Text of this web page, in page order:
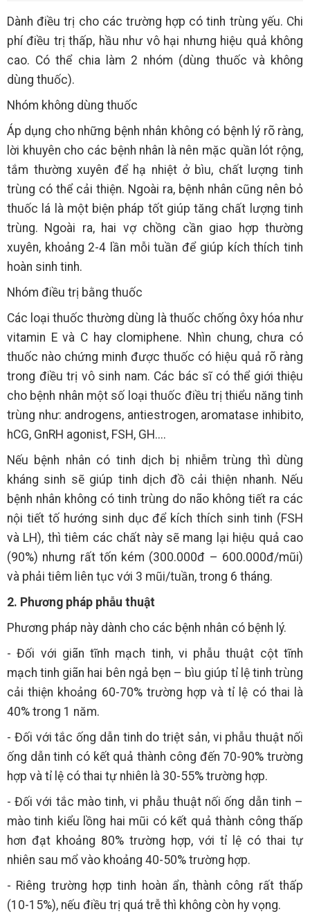
Dành điều trị cho các trường hợp có tinh trùng yếu. Chi
phí điều trị thấp, hầu như vô hại nhưng hiệu quả không
cao. Có thể chia làm 2 nhóm (dùng thuốc và không
dùng thuốc).
Nhóm không dùng thuốc
Áp dụng cho những bệnh nhân không có bệnh lý rõ ràng,
lời khuyên cho các bệnh nhân là nên mặc quần lót rộng,
tắm thường xuyên để hạ nhiệt ở bìu, chất lượng tinh
trùng có thể cải thiện. Ngoài ra, bệnh nhân cũng nên bỏ
thuốc lá là một biện pháp tốt giúp tăng chất lượng tinh
trùng. Ngoài ra, hai vợ chồng cần giao hợp thường
xuyên, khoảng 2-4 lần mỗi tuần để giúp kích thích tinh
hoàn sinh tinh.
Nhóm điều trị bằng thuốc
Các loại thuốc thường dùng là thuốc chống ôxy hóa như
vitamin E và C hay clomiphene. Nhìn chung, chưa có
thuốc nào chứng minh được thuốc có hiệu quả rõ ràng
trong điều trị vô sinh nam. Các bác sĩ có thể giới thiệu
cho bệnh nhân một số loại thuốc điều trị thiểu năng tinh
trùng như: androgens, antiestrogen, aromatase inhibito,
hCG, GnRH agonist, FSH, GH....
Nếu bệnh nhân có tinh dịch bị nhiễm trùng thì dùng
kháng sinh sẽ giúp tinh dịch đồ cải thiện nhanh. Nếu
bệnh nhân không có tinh trùng do não không tiết ra các
nội tiết tố hướng sinh dục để kích thích sinh tinh (FSH
và LH), thì tiêm các chất này sẽ mang lại hiệu quả cao
(90%) nhưng rất tốn kém (300.000đ – 600.000đ/mũi)
và phải tiêm liên tục với 3 mũi/tuần, trong 6 tháng.
2. Phương pháp phẫu thuật
Phương pháp này dành cho các bệnh nhân có bệnh lý.
- Đối với giãn tĩnh mạch tinh, vi phẫu thuật cột tĩnh
mạch tinh giãn hai bên ngả bẹn – bìu giúp tỉ lệ tinh trùng
cải thiện khoảng 60-70% trường hợp và tỉ lệ có thai là
40% trong 1 năm.
- Đối với tắc ống dẫn tinh do triệt sản, vi phẫu thuật nối
ống dẫn tinh có kết quả thành công đến 70-90% trường
hợp và tỉ lệ có thai tự nhiên là 30-55% trường hợp.
- Đối với tắc mào tinh, vi phẫu thuật nối ống dẫn tinh –
mào tinh kiểu lồng hai mũi có kết quả thành công thấp
hơn đạt khoảng 80% trường hợp, với tỉ lệ có thai tự
nhiên sau mổ vào khoảng 40-50% trường hợp.
- Riêng trường hợp tinh hoàn ẩn, thành công rất thấp
(10-15%), nếu điều trị quá trễ thì không còn hy vọng.